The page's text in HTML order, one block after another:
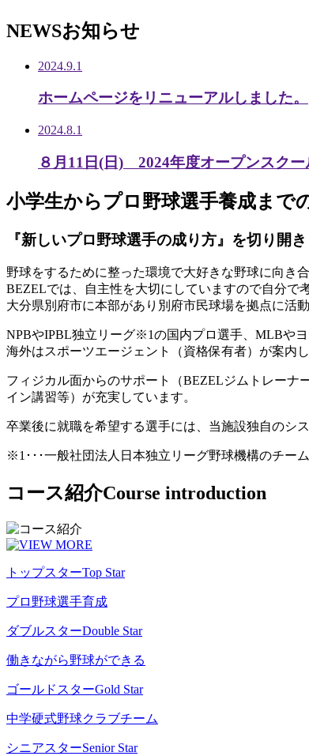
NEWSお知らせ
2024.9.1
ホームページをリニューアルしました。
2024.8.1
８月11日(日) 2024年度オープンスクー
小学生からプロ野球選手養成まで
『新しいプロ野球選手の成り方』を切り開き
野球をするために整った環境で大好きな野球に向き
BEZELでは、自主性を大切にしていますので自分で
大分県別府市に本部があり別府市民球場を拠点に活動
NPBやIPBL独立リーグ※1の国内プロ選手、MLBや
海外はスポーツエージェント（資格保有者）が案内し
フィジカル面からのサポート（BEZELジムトレー
イン講習等）が充実しています。
卒業後に就職を希望する選手には、当施設独自のシ
※1･･･一般社団法人日本独立リーグ野球機構のチー
コース紹介Course introduction
トップスターTop Star
プロ野球選手育成
ダブルスターDouble Star
働きながら野球ができる
ゴールドスターGold Star
中学硬式野球クラブチーム
シニアスターSenior Star